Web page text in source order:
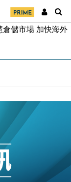
美元押注未上市公
倉儲市場 加快海外
前 男子攜槍彈被捕
張放慢兼縮減人
Anthropic租用
圍 14類產品或加徵
增鉑金卡級別鎖